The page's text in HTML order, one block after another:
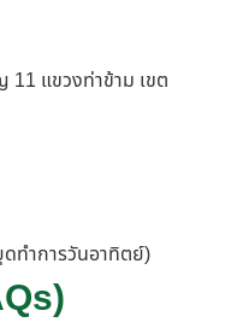
11 แขวงท่าข้าม เขต
ทำการวันอาทิตย์)